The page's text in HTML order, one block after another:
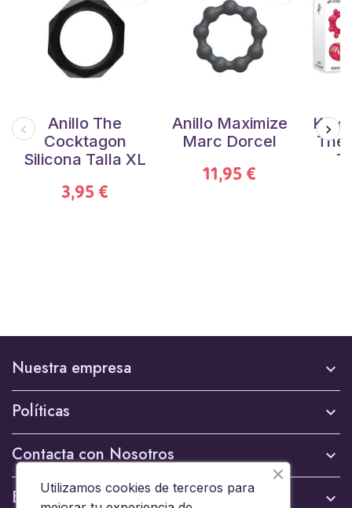
Anillo The
Cocktagon
Silicona Talla XL
3,95 €
Anillo Maximize
Marc Dorcel
11,95 €
Kit 4
The
Nuestra empresa 
Políticas 
Contacta con Nosotros 
Boletín 
Utilizamos cookies de terceros para